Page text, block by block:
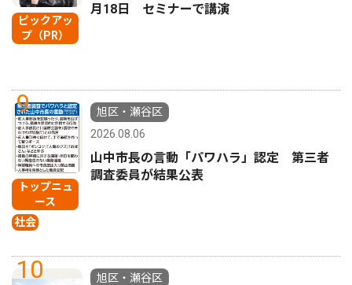
ピックアッ
プ（PR）
月18日 セミナーで講演
9
トップニュ
ース
社会
旭区・瀬谷区
2026.08.06
山中市長の言動「パワハラ」認定 第三者
調査委員が結果公表
10
旭区・瀬谷区